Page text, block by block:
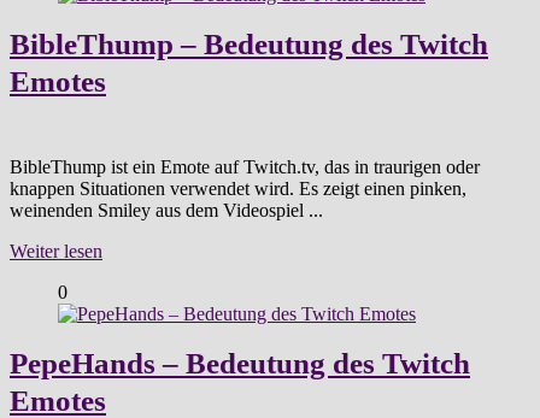
BibleThump – Bedeutung des Twitch
Emotes
BibleThump ist ein Emote auf Twitch.tv, das in traurigen oder
knappen Situationen verwendet wird. Es zeigt einen pinken,
weinenden Smiley aus dem Videospiel ...
Weiter lesen
0
PepeHands – Bedeutung des Twitch
Emotes